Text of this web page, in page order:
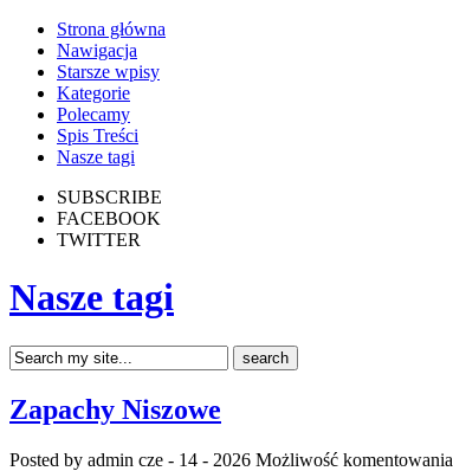
Strona główna
Nawigacja
Starsze wpisy
Kategorie
Polecamy
Spis Treści
Nasze tagi
SUBSCRIBE
FACEBOOK
TWITTER
Nasze tagi
Zapachy Niszowe
Posted by admin cze - 14 - 2026 Możliwość komentowania